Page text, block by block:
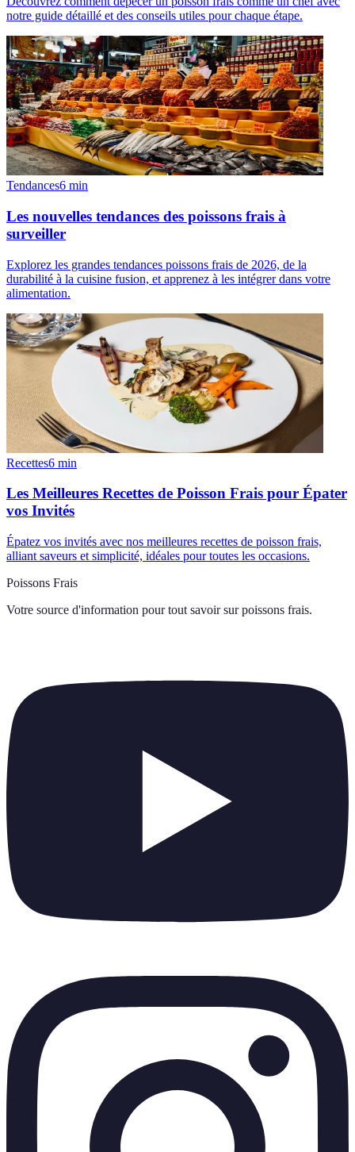
notre guide détaillé et des conseils utiles pour chaque étape.
Tendances6 min
Les nouvelles tendances des poissons frais à
surveiller
Explorez les grandes tendances poissons frais de 2026, de la
durabilité à la cuisine fusion, et apprenez à les intégrer dans votre
alimentation.
Recettes6 min
Les Meilleures Recettes de Poisson Frais pour Épater
vos Invités
Épatez vos invités avec nos meilleures recettes de poisson frais,
alliant saveurs et simplicité, idéales pour toutes les occasions.
Poissons Frais
Votre source d'information pour tout savoir sur poissons frais.